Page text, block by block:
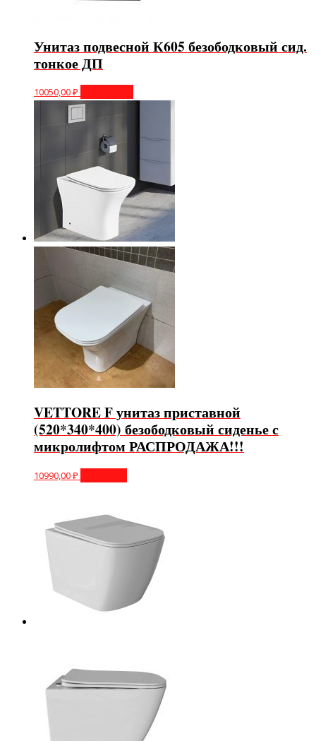
Унитаз подвесной К605 безободковый сид.
тонкое ДП
10050,00₽
VETTORE F унитаз приставной
(520*340*400) безободковый сиденье с
микролифтом РАСПРОДАЖА!!!
10990,00₽